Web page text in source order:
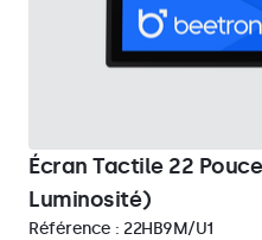
Écran Tactile 22
Luminosité)
Référence : 22HB9M/U1